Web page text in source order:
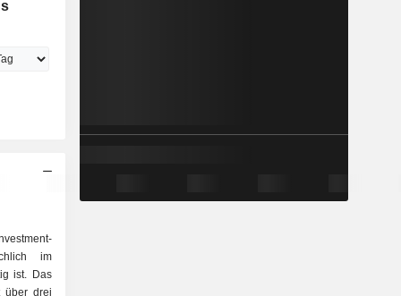
im
ist. Das
über drei